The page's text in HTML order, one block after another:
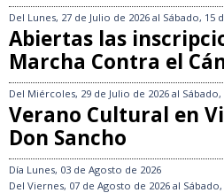
Del Lunes, 27 de Julio de 2026 al Sábado, 15
Abiertas las
Marcha Contra el
Del Miércoles, 29 de Julio de 2026 al
Verano Cultural en
Don Sancho
Día Lunes, 03 de Agosto de 2026
Del Viernes, 07 de Agosto de 2026 al